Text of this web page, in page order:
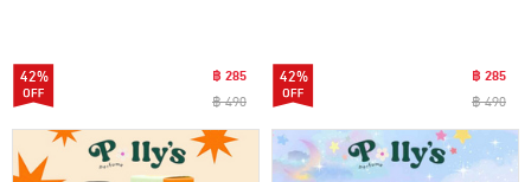
42%
฿ 285
฿ 490
42%
฿ 285
฿ 490